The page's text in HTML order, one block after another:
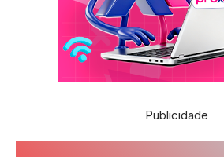
Publicidade